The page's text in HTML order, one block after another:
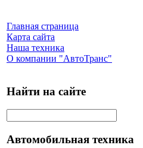
Главная страница
Карта сайта
Наша техника
О компании "АвтоТранс"
Найти на сайте
Автомобильная техника